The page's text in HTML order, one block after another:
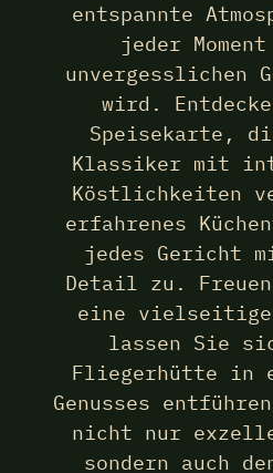
entspannte
jeder
unvergesslichen
wird.
Speisekarte,
Klassiker mit
Köstlichkeiten
erfahrenes
jedes Gericht
Detail zu.
eine vielseitige
lassen Sie
Fliegerhütte in
Genusses
nicht nur
sondern auch